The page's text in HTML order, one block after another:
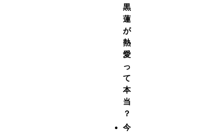
黒
蓮
が
熱
愛
っ
て
本
当
？
今